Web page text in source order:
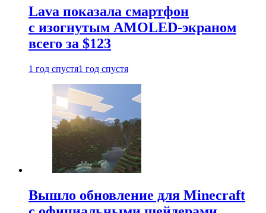
Lava показала смартфон
с изогнутым AMOLED-экраном
всего за $123
1 год спустя1 год спустя
Вышло обновление для Minecraft